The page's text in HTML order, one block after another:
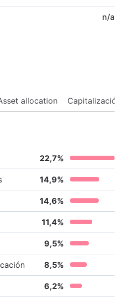
n/a
allocation Capitalización
22,7%
14,9%
14,6%
11,4%
9,5%
8,5%
6,2%